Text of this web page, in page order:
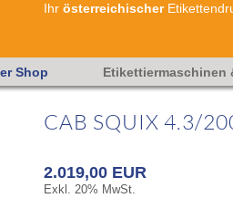
Ihr österreichischer
Shop Etikettiermaschinen
CAB SQUIX 4.3/
2.019,00 EUR
Exkl. 20% MwSt.